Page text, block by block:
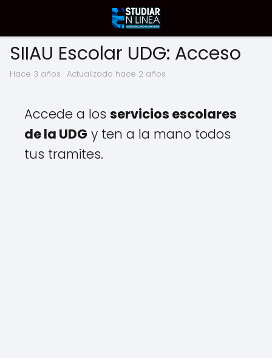
SIIAU Escolar UDG: Acceso
hace 3 años · Actualizado hace 2 años
Accede a los servicios escolares
de la UDG y ten a la mano todos
tus tramites.